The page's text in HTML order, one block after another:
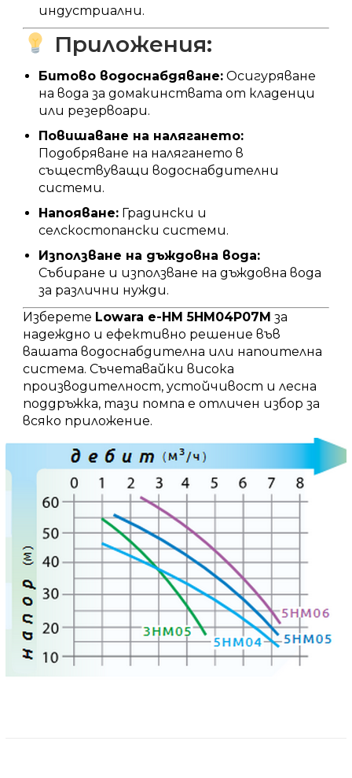
индустриални.
Приложения:
Битово водоснабдяване: Осигуряване
на вода за домакинствата от кладенци
или резервоари.
Повишаване на налягането:
Подобряване на налягането в
съществуващи водоснабдителни
системи.
Напояване: Градински и
селскостопански системи.
Използване на дъждовна вода:
Събиране и използване на дъждовна вода
за различни нужди.
Изберете Lowara e-HM 5HM04P07M за
надеждно и ефективно решение във
вашата водоснабдителна или напоителна
система. Съчетавайки висока
производителност, устойчивост и лесна
поддръжка, тази помпа е отличен избор за
всяко приложение.